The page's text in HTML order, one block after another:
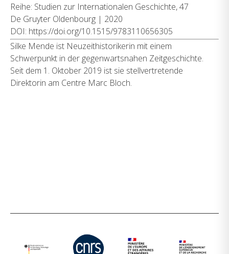
Reihe: Studien zur Internationalen Geschichte, 47
De Gruyter Oldenbourg | 2020
DOI: https://doi.org/10.1515/9783110656305
Silke Mende ist Neuzeithistorikerin mit einem
Schwerpunkt in der gegenwartsnahen Zeitgeschichte.
Seit dem 1. Oktober 2019 ist sie stellvertretende
Direktorin am Centre Marc Bloch.